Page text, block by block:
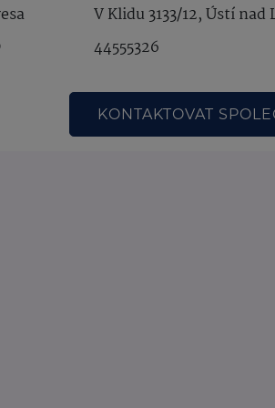
V Klidu 3133/12, Ústí nad
44555326
KONTAKTOVAT